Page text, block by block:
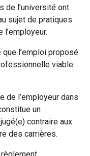
de l’université ont
sujet de pratiques
l’emploi proposé
viable
de l’employeur dans
un
contraire aux
des carrières.